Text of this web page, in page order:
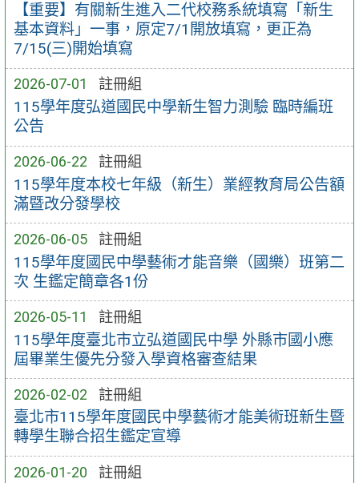
【重要】有關新生進入二代校務系統填寫「新生
基本資料」一事，原定7/1開放填寫，更正為
7/15(三)開始填寫
2026-07-01 註冊組
115學年度弘道國民中學新生智力測驗 臨時編班
公告
2026-06-22 註冊組
115學年度本校七年級（新生）業經教育局公告額
滿暨改分發學校
2026-06-05 註冊組
115學年度國民中學藝術才能音樂（國樂）班第二
次 生鑑定簡章各1份
2026-05-11 註冊組
115學年度臺北市立弘道國民中學 外縣市國小應
屆畢業生優先分發入學資格審查結果
2026-02-02 註冊組
臺北市115學年度國民中學藝術才能美術班新生暨
轉學生聯合招生鑑定宣導
2026-01-20 註冊組